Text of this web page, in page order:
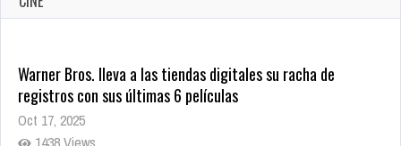
Warner Bros. lleva a las tiendas digitales su racha de
registros con sus últimas 6 películas
Oct 17, 2025
1438 Views